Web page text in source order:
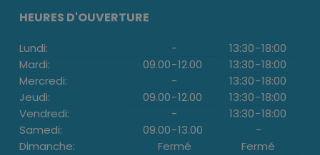
HEURES D'OUVERTURE
Lundi: - 13:30-18:00
Mardi:
09.00-12.00 13:30-18:00
Mercredi:
- 13:30-18:00
Jeudi:
09.00-12.00 13:30-18:00
Vendredi:
- 13:30-18:00
Samedi:
09.00-13.00
-
Dimanche:
Fermé Fermé